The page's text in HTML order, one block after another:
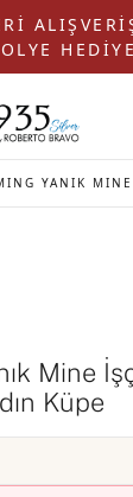
Mine
Küpe